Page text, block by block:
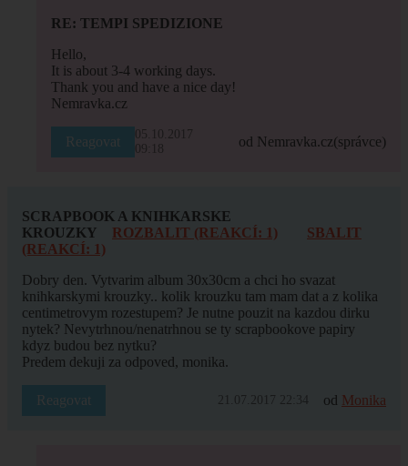
RE: TEMPI SPEDIZIONE
Hello,
It is about 3-4 working days.
Thank you and have a nice day!
Nemravka.cz
Reagovat
05.10.2017
09:18
od Nemravka.cz(správce)
SCRAPBOOK A KNIHKARSKE
KROUZKY
ROZBALIT (REAKCÍ: 1)
SBALIT
(REAKCÍ: 1)
Dobry den. Vytvarim album 30x30cm a chci ho svazat
knihkarskymi krouzky.. kolik krouzku tam mam dat a z kolika
centimetrovym rozestupem? Je nutne pouzit na kazdou dirku
nytek? Nevytrhnou/nenatrhnou se ty scrapbookove papiry
kdyz budou bez nytku?
Predem dekuji za odpoved, monika.
Reagovat 21.07.2017 22:34 od Monika